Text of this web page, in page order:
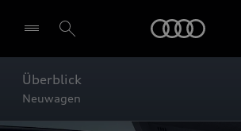
Überblick
Neuwagen